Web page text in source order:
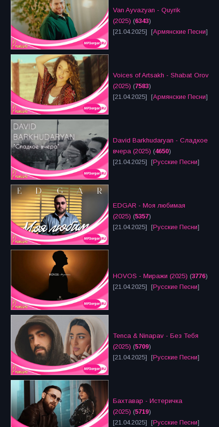
Van Ayvazyan - Quyrik
(2025) (6343)
[21.04.2025] [Армянские Песни]
Voices of Artsakh - Shabat Orov
(2025) (7583)
[21.04.2025] [Армянские Песни]
David Barkhudaryan - Сладкое
вчера (2025) (4650)
[21.04.2025] [Русские Песни]
EDGAR - Моя любимая
(2025) (5357)
[21.04.2025] [Русские Песни]
HOVOS - Миражи (2025) (3776)
[21.04.2025] [Русские Песни]
Tenca & Ninapav - Без Тебя
(2025) (5709)
[21.04.2025] [Русские Песни]
Бахтавар - Истеричка
(2025) (5719)
[21.04.2025] [Русские Песни]